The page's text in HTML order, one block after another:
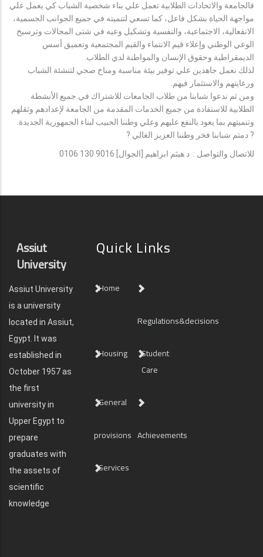
فالجامعة والاتحادات الطلابية تعمل علي بناء شخصية الشباب كي يعمل علي
مواجهة الحياة بشكل فاعل، كما تسعي لتنميته في جميع الجوانب الجسمية،
الانفعالية، الاجتماعية، والنفسية وتشكيل وعيه في شتى المجالات وترسيخ
الوعي الوطني وإعلاء قيم الانتماء والقيم المجتمعية وتعميق أسس
الديمقراطية وحقوق الإنسان والمواطنة لدي الطلاب.
لذلك نعمل جاهدين علي توفير بيئة مناسبة ومناخ صحي لتنشئة الشباب
ورعايتهم والاستثمار فيهم.
ومن ثم ندعوا شبابنا من طلاب الجامعات للاشتراك في جميع الأنشطة
الطلابية للاستفادة من جميع الخدمات المقدمة من الجامعة لإعدادهم وثقلهم
وتنميتهم بما يعود بالنفع عليهم وعلي وطننا الحبيب لبناء الجمهورية الجديدة.
? دمتم شبابنا فخر وطننا العزيز الغالي ?
للاتصال والتواصل : د هيثم ابراهيم [الجوال] ‏‪0106 130 9016‬‏
Assiut
University
Assiut University
is a university
located in Assiut,
Egypt. It was
established in
October 1957 as
the first
university in
Upper Egypt to
prepare
graduates with
the assets of
scientific
knowledge
Quick Links
Home
Regulations&decisions
Housing
Student
Care
General
provisions Achievements
Services